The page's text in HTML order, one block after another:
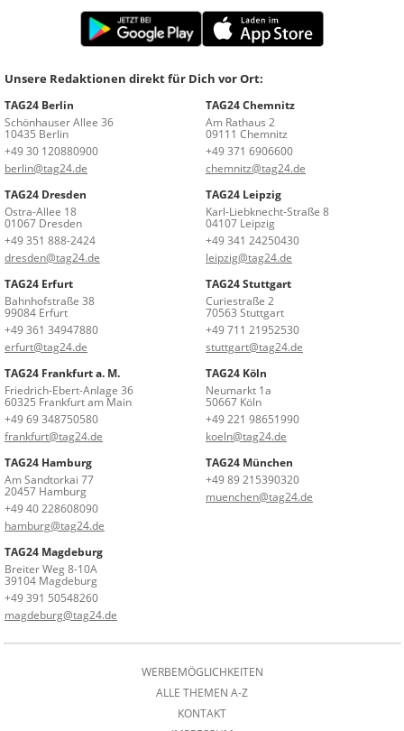
Unsere Redaktionen direkt für Dich vor Ort:
TAG24 Berlin
Schönhauser Allee 36
10435 Berlin
+49 30 120880900
berlin@tag24.de
TAG24 Chemnitz
Am Rathaus 2
09111 Chemnitz
+49 371 6906600
chemnitz@tag24.de
TAG24 Dresden
Ostra-Allee 18
01067 Dresden
+49 351 888-2424
dresden@tag24.de
TAG24 Leipzig
Karl-Liebknecht-Straße 8
04107 Leipzig
+49 341 24250430
leipzig@tag24.de
TAG24 Erfurt
Bahnhofstraße 38
99084 Erfurt
+49 361 34947880
erfurt@tag24.de
TAG24 Stuttgart
Curiestraße 2
70563 Stuttgart
+49 711 21952530
stuttgart@tag24.de
TAG24 Frankfurt a. M.
Friedrich-Ebert-Anlage 36
60325 Frankfurt am Main
+49 69 348750580
frankfurt@tag24.de
TAG24 Köln
Neumarkt 1a
50667 Köln
+49 221 98651990
koeln@tag24.de
TAG24 Hamburg
Am Sandtorkai 77
20457 Hamburg
+49 40 228608090
hamburg@tag24.de
TAG24 München
+49 89 215390320
muenchen@tag24.de
TAG24 Magdeburg
Breiter Weg 8-10A
39104 Magdeburg
+49 391 50548260
magdeburg@tag24.de
WERBEMÖGLICHKEITEN
ALLE THEMEN A-Z
KONTAKT